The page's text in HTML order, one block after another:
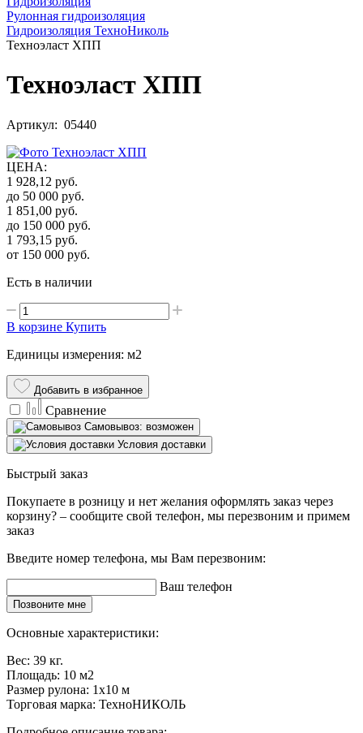
Рулонная гидроизоляция
Гидроизоляция ТехноНиколь
Техноэласт ХПП
Техноэласт ХПП
Артикул: 05440
ЦЕНА:
1 928,12 руб.
до 50 000 руб.
1 851,00 руб.
до 150 000 руб.
1 793,15 руб.
от 150 000 руб.
Есть в наличии
В корзине Купить
Единицы измерения: м2
Добавить в избранное
Сравнение
Самовывоз: возможен
Условия доставки
Быстрый заказ
Покупаете в розницу и нет желания оформлять заказ через
корзину? – сообщите свой телефон, мы перезвоним и примем
заказ
Введите номер телефона, мы Вам перезвоним:
Ваш телефон
Позвоните мне
Основные характеристики:
Вес: 39 кг.
Площадь: 10 м2
Размер рулона: 1x10 м
Торговая марка: ТехноНИКОЛЬ